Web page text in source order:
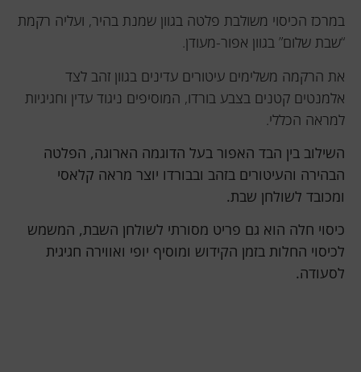
במרכז הכיסוי משולבת פלטה בגוון שמנת בהיר, ועליה רקמת
“שבת שלום” בגוון אפור-מעודן.
את הרקמה משלימים עיטורים עדינים בגוון זהב לצד
אלמנטים קטנים בצבע בורדו, המוסיפים ניגוד עדין וחגיגיות
למראה הכללי.
השילוב בין הבד האפור בעל הדוגמה הארוגה, הפלטה
הבהירה והעיטורים בזהב ובבורדו יוצר מראה קלאסי
ומכובד לשולחן שבת.
כיסוי חלה הוא גם פריט מסורתי לשולחן השבת, המשמש
לכיסוי החלות בזמן הקידוש ומוסיף יופי ואווירה חגיגית
לסעודה.